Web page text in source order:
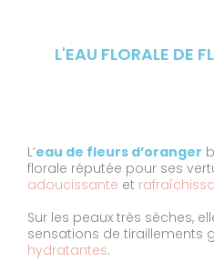
L'EAU FLORALE DE
L’eau de fleurs d’oranger
florale réputée pour ses
adoucissante et
Sur les peaux très sèches,
sensations de tiraillements
hydratantes.